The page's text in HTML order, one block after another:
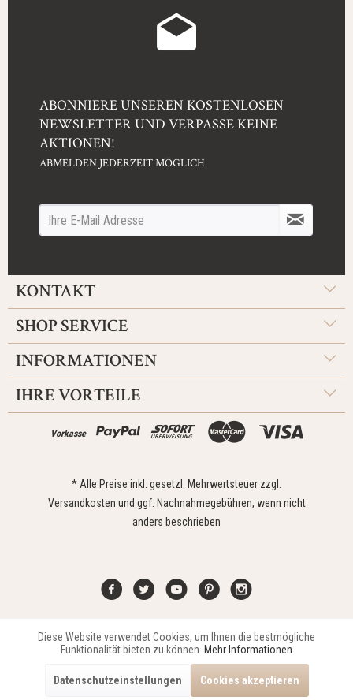
ABONNIERE UNSEREN KOSTENLOSEN
NEWSLETTER UND VERPASSE KEINE
AKTIONEN!
ABMELDEN JEDERZEIT MÖGLICH
KONTAKT
SHOP SERVICE
INFORMATIONEN
IHRE VORTEILE
Vorkasse
* Alle Preise inkl. gesetzl. Mehrwertsteuer zzgl.
Versandkosten und ggf. Nachnahmegebühren, wenn nicht
anders beschrieben
Kontakt Widerrufsrecht Impressum Versand Datenschutz
Copyright © 2021 Edona Design GmbH // DesignDupp GmbH
Funktionale Aktiv
Aktiv
Diese Website verwendet Cookies, um Ihnen die bestmögliche
Funktionalität bieten zu können. Mehr Informationen
Datenschutzeinstellungen Cookies akzeptieren